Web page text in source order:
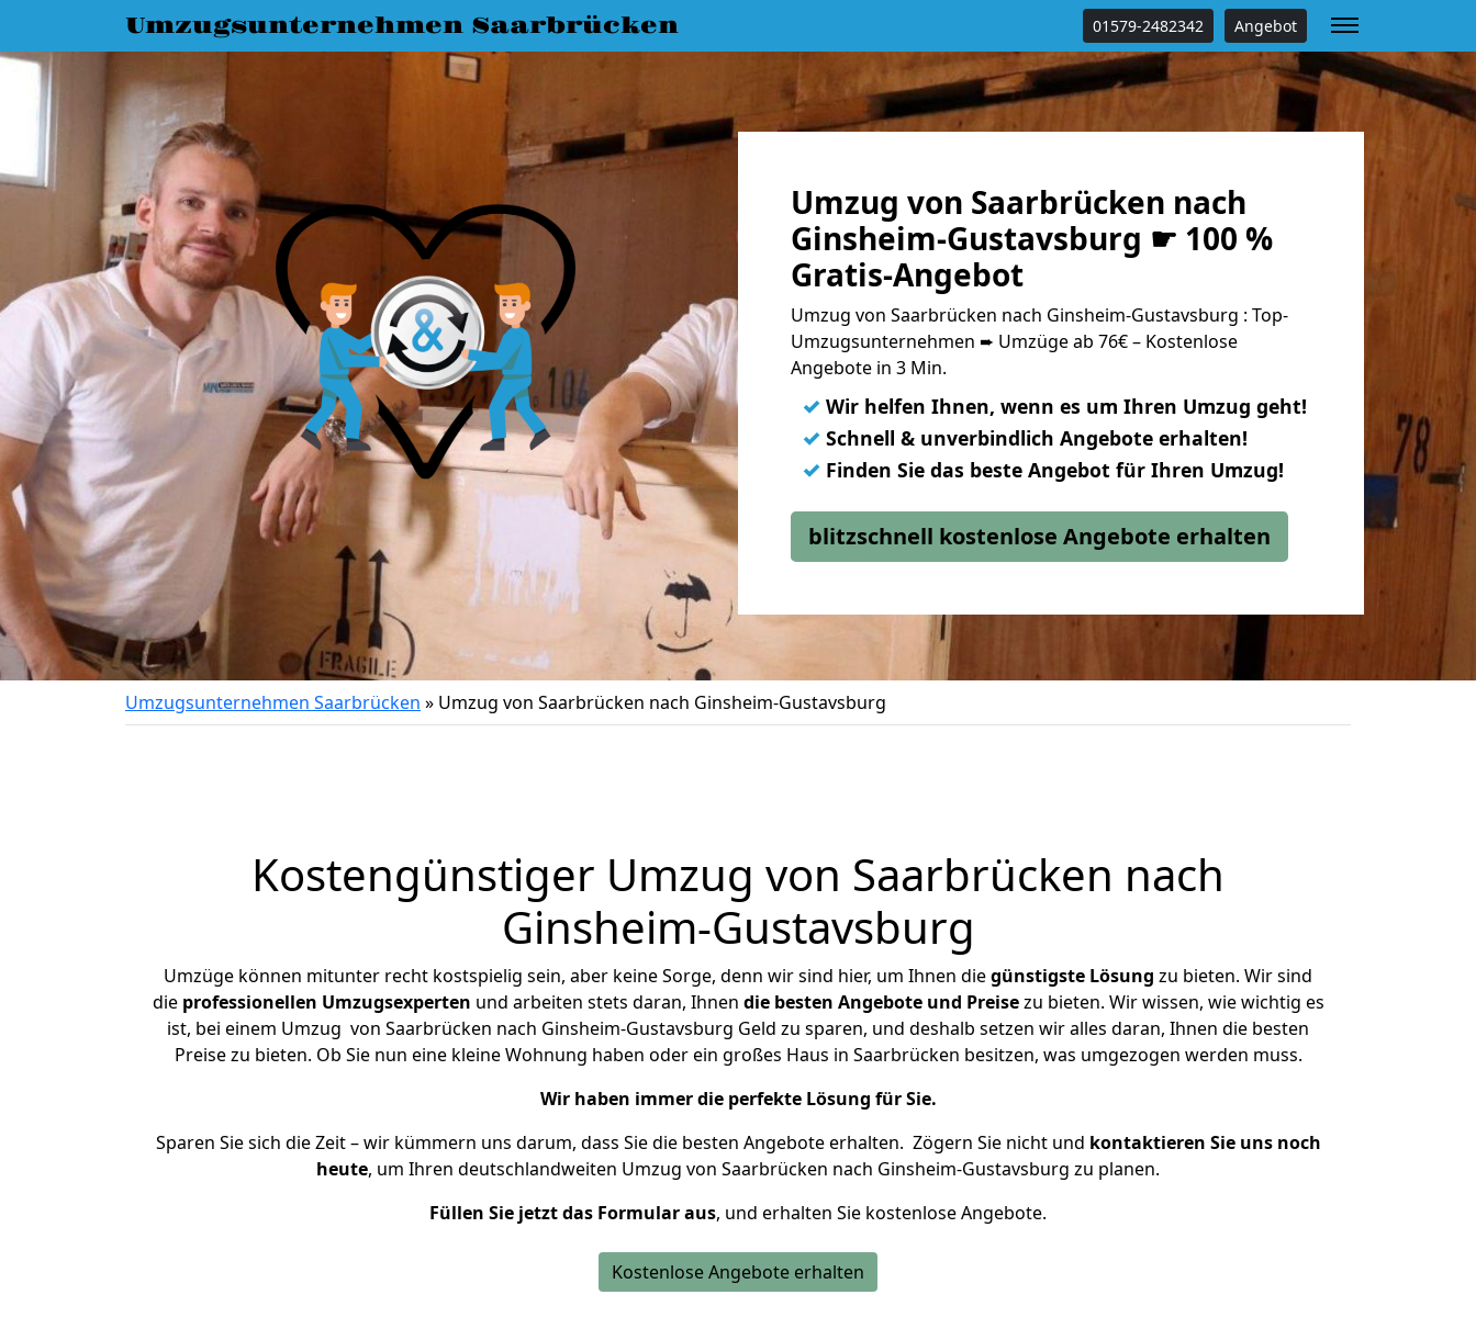
Umzugsunternehmen Saarbrücken 01579-2482342 Angebot
Umzug von Saarbrücken nach
Ginsheim-Gustavsburg ☛ 100 %
Gratis-Angebot
Umzug von Saarbrücken nach Ginsheim-Gustavsburg : Top-
Umzugsunternehmen ➨ Umzüge ab 76€ – Kostenlose
Angebote in 3 Min.
✓ Wir helfen Ihnen, wenn es um Ihren Umzug geht!
✓ Schnell & unverbindlich Angebote erhalten!
✓ Finden Sie das beste Angebot für Ihren Umzug!
blitzschnell kostenlose Angebote erhalten
Umzugsunternehmen Saarbrücken » Umzug von Saarbrücken nach Ginsheim-Gustavsburg
Kostengünstiger Umzug von Saarbrücken nach
Ginsheim-Gustavsburg
Umzüge können mitunter recht kostspielig sein, aber keine Sorge, denn wir sind hier, um Ihnen diegünstigste Lösung zu bieten. Wir sind
die professionellen Umzugsexperten und arbeiten stets daran, Ihnen die besten Angebote und Preisezu bieten. Wir wissen, wie wichtig es
ist, bei einem Umzug von Saarbrücken nach Ginsheim-Gustavsburg Geld zu sparen, und deshalb setzen wir alles daran, Ihnen die besten
Preise zu bieten. Ob Sie nun eine kleine Wohnung haben oder ein großes Haus in Saarbrücken besitzen, was umgezogen werden muss.
Wir haben immer die perfekte Lösung für Sie.
Sparen Sie sich die Zeit – wir kümmern uns darum, dass Sie die besten Angebote erhalten. Zögern Sie nicht und kontaktieren Sie uns noch
heute, um Ihren deutschlandweiten Umzug von Saarbrücken nach Ginsheim-Gustavsburg zu planen.
Füllen Sie jetzt das Formular aus, und erhalten Sie kostenlose Angebote.
Kostenlose Angebote erhalten